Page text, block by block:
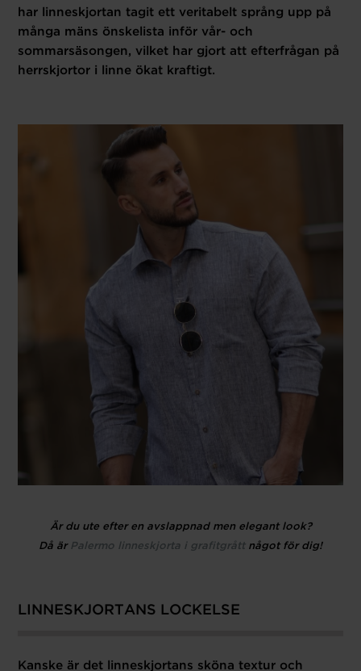
har linneskjortan tagit ett veritabelt språng upp på
många mäns önskelista inför vår- och
sommarsäsongen, vilket har gjort att efterfrågan på
herrskjortor i linne ökat kraftigt.
Är du ute efter en avslappnad men elegant look?
Då är Palermo linneskjorta i grafitgrått något för dig!
LINNESKJORTANS LOCKELSE
Kanske är det linneskjortans sköna textur och